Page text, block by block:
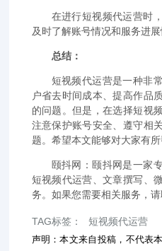
在进行短视频代运营时
及时了解账号情况和服务进展
总结：
短视频代运营是一种非
户省去时间成本、提高作品
的问题。但是，在选择短视
注意保护账号安全、遵守相
题。希望本文能够对大家有所
颐抖网：颐抖网是一家
短视频代运营、文章撰写、
务。如果您需要相关服务，请
TAG标签： 短视频代运营
声明：本文来自投稿，不代表